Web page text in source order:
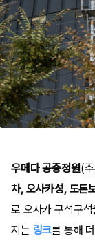
우메다 공중정원(
차, 오사카성, 도톤
로 오사카 구석구
지는 링크를 통해